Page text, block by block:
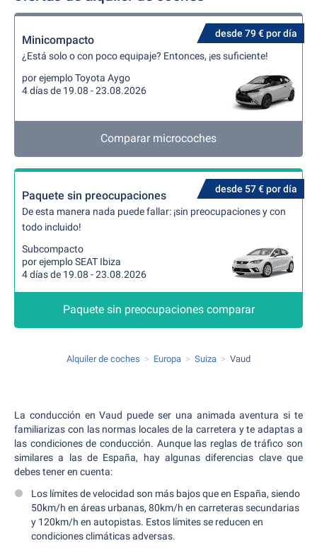
desde 79 € por día
Minicompacto
¿Está solo o con poco equipaje? Entonces, ¡es suficiente!
por ejemplo Toyota Aygo
4 días de 19.08 - 23.08.2026
Comparar microcoches
desde 57 € por día
Paquete sin preocupaciones
De esta manera nada puede fallar: ¡sin preocupaciones y con
todo incluido!
Subcompacto
por ejemplo SEAT Ibiza
4 días de 19.08 - 23.08.2026
Paquete sin preocupaciones comparar
Alquiler de coches Europa Suiza Vaud
La conducción en Vaud puede ser una animada aventura si te
familiarizas con las normas locales de la carretera y te adaptas a
las condiciones de conducción. Aunque las reglas de tráfico son
similares a las de España, hay algunas diferencias clave que
debes tener en cuenta:
Los límites de velocidad son más bajos que en España, siendo
50km/h en áreas urbanas, 80km/h en carreteras secundarias
y 120km/h en autopistas. Estos límites se reducen en
condiciones climáticas adversas.